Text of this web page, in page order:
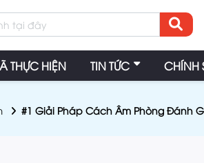
THỰC HIỆN TIN TỨC CHÍNH
#1 Giải Pháp Cách Âm Phòng Đánh